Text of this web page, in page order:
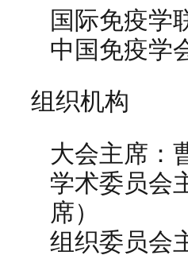
国际免疫学
中国免疫学
组织机构
大会主席：
学术委员会
席）
组织委员会